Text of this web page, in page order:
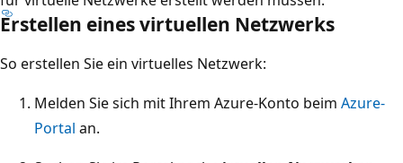
Erstellen eines virtuellen Netzwerks
So erstellen Sie ein virtuelles Netzwerk:
Melden Sie sich mit Ihrem Azure-Konto beim Azure-
Portal an.